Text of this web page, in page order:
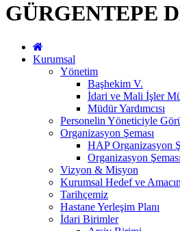
GÜRGENTEPE
Kurumsal
Yönetim
Başhekim V.
İdari ve Mali İşler
Müdür Yardımcısı
Personelin Yöneticiyle
Organizasyon Şeması
HAP Organizasyon
Organizasyon Şeması
Vizyon & Misyon
Kurumsal Hedef ve
Tarihçemiz
Hastane Yerleşim Planı
İdari Birimler